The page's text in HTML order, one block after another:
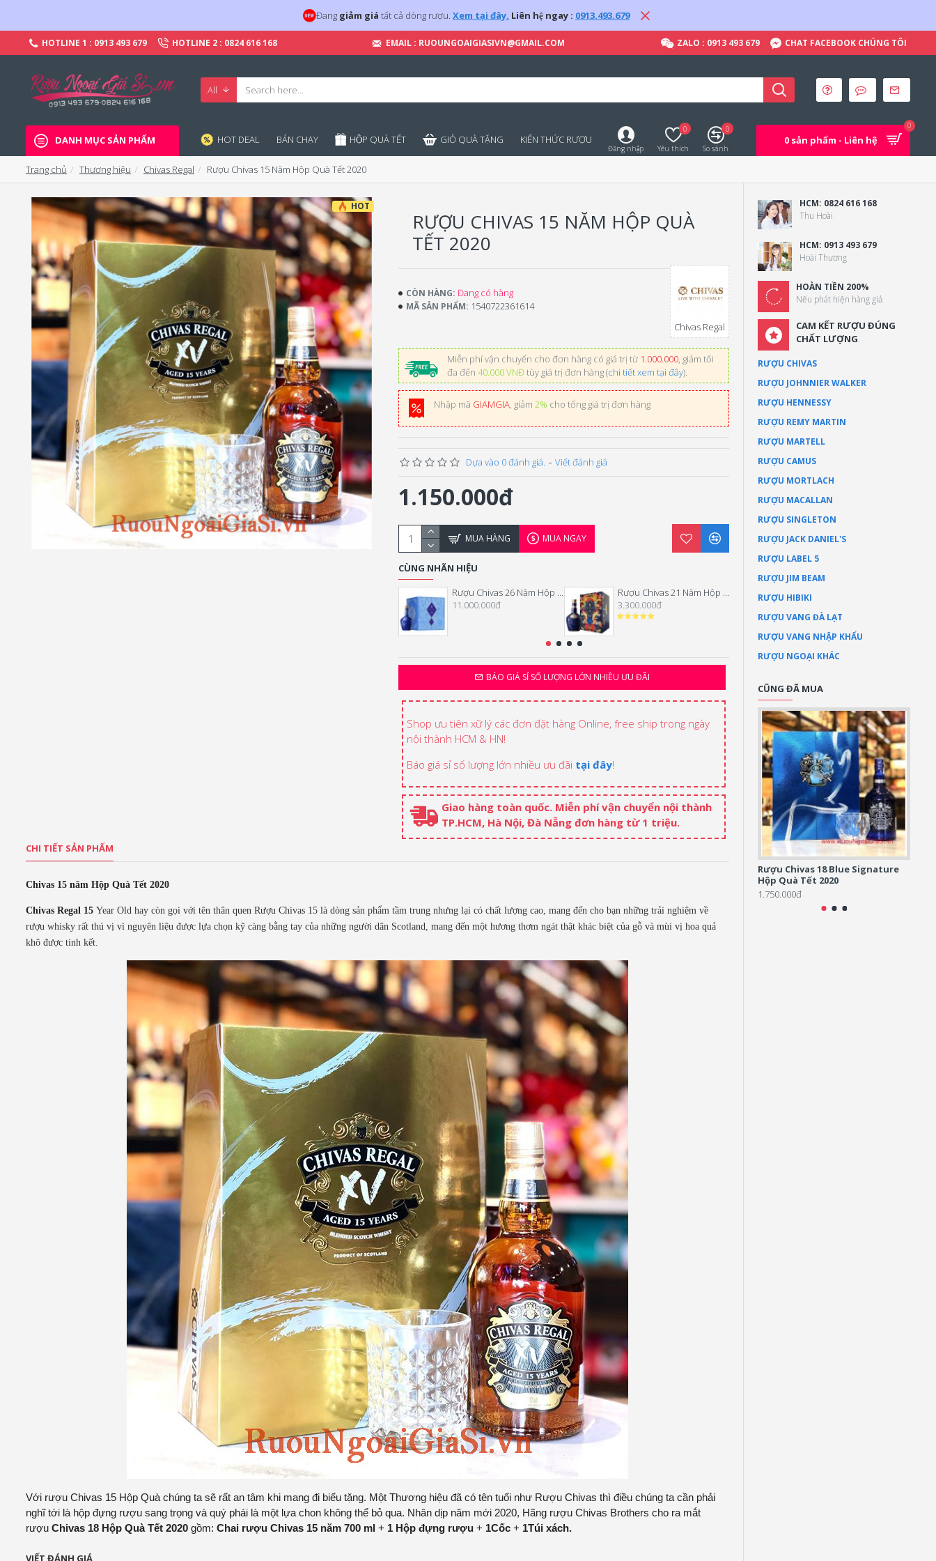
Đang giảm giá tất cả dòng rượu. Xem tại đây. Liên hệ ngay : 0913.493.679
HOTLINE 1 : 0913 493 679 HOTLINE 2 : 0824 616 168 EMAIL : RUOUNGOAIGIASIVN@GMAIL.COM ZALO : 0913 493 679 CHAT FACEBOOK CHÚNG TÔI
All
DANH MỤC SẢN PHẨM HOT DEAL BÁN CHẠY HỘP QUÀ TẾT GIỎ QUÀ TẶNG KIẾN THỨC RƯỢU
Đăng nhập Yêu thích
0
So sánh
0
0 sản phẩm - Liên hệ
0
Trang chủ Thương hiệu Chivas Regal Rượu Chivas 15 Năm Hộp Quà Tết 2020
HOT
RƯỢU CHIVAS 15 NĂM HỘP QUÀ
TẾT 2020
Miễn phí vận chuyển cho đơn hàng có giá trị từ 1.000.000, giảm tối
đa đến 40.000 VNĐtùy giá trị đơn hàng (chi tiết xem tại đây).
Nhập mã GIAMGIA, giảm 2% cho tổng giá trị đơn hàng
CÒN HÀNG: Đang có hàng
MÃ SẢN PHẨM: 1540722361614
Chivas Regal
Dựa vào 0 đánh giá. - Viết đánh giá
1.150.000đ
MUA HÀNG MUA NGAY
BÁO GIÁ SỈ SỐ LƯỢNG LỚN NHIỀU ƯU ĐÃI
CÙNG NHÃN HIỆU
Rượu Chivas 26 Năm Hộp Quà Tết 2026
11.000.000đ
Rượu Chivas 21 Năm Hộp Quà Tết 2026
3.300.000đ
1.850.000đ
Shop ưu tiên xữ lý các đơn đặt hàng Online, free ship trong ngày
nội thành HCM & HN!
Báo giá sỉ số lượng lớn nhiều ưu đãi tại đây!
Giao hàng toàn quốc. Miễn phí vận chuyển nội thành
TP.HCM, Hà Nội, Đà Nẵng đơn hàng từ 1 triệu.
CHI TIẾT SẢN PHẨM
Chivas 15 năm Hộp Quà Tết 2020
Chivas Regal 15 Year Old hay còn gọi với tên thân quen Rượu Chivas 15 là dòng sản phẩm tầm trung nhưng lại có chất lượng cao, mang đến cho bạn những trải nghiệm về
rượu whisky rất thú vị vì nguyên liệu được lựa chọn kỹ càng bằng tay của những người dân Scotland, mang đến một hương thơm ngát thật khác biệt của gỗ và mùi vị hoa quả
khô được tinh kết.
Với rượu Chivas 15 Hộp Quà chúng ta sẽ rất an tâm khi mang đi biếu tặng. Một Thương hiệu đã có tên tuổi như Rượu Chivas thì điều chúng ta cần phải
nghĩ tới là hộp đựng rượu sang trọng và quý phái là một lựa chon không thể bỏ qua. Nhân dịp năm mới 2020, Hãng rượu Chivas Brothers cho ra mắt
rượu Chivas 18 Hộp Quà Tết 2020 gồm: Chai rượu Chivas 15 năm 700 ml + 1 Hộp đựng rượu + 1Cốc + 1Túi xách.
VIẾT ĐÁNH GIÁ
HCM: 0824 616 168
Thu Hoài
HCM: 0913 493 679
Hoài Thương
HOÀN TIỀN 200%
Nếu phát hiện hàng giả
CAM KẾT RƯỢU ĐÚNG
CHẤT LƯỢNG
RƯỢU CHIVAS
RƯỢU JOHNNIER WALKER
RƯỢU HENNESSY
RƯỢU REMY MARTIN
RƯỢU MARTELL
RƯỢU CAMUS
RƯỢU MORTLACH
RƯỢU MACALLAN
RƯỢU SINGLETON
RƯỢU JACK DANIEL'S
RƯỢU LABEL 5
RƯỢU JIM BEAM
RƯỢU HIBIKI
RƯỢU VANG ĐÀ LẠT
RƯỢU VANG NHẬP KHẨU
RƯỢU NGOẠI KHÁC
CŨNG ĐÃ MUA
Rượu Chivas 18 Blue Signature
Hộp Quà Tết 2020
1.750.000đ